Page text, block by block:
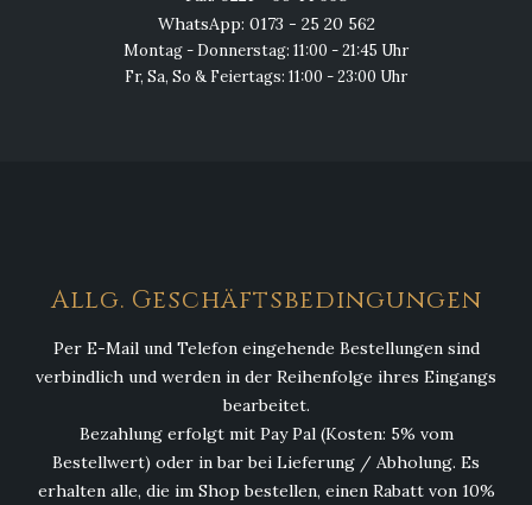
WhatsApp: 0173 - 25 20 562
Montag - Donnerstag: 11:00 - 21:45 Uhr
Fr, Sa, So & Feiertags: 11:00 - 23:00 Uhr
Allg. Geschäftsbedingungen
Per E-Mail und Telefon eingehende Bestellungen sind
verbindlich und werden in der Reihenfolge ihres Eingangs
bearbeitet.
Bezahlung erfolgt mit Pay Pal (Kosten: 5% vom
Bestellwert) oder in bar bei Lieferung / Abholung. Es
erhalten alle, die im Shop bestellen, einen Rabatt von 10%